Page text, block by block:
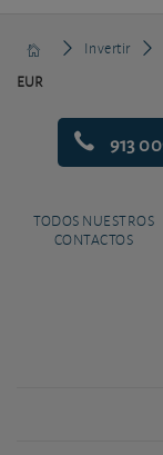
Invertir
EUR
913
TODOS NUESTROS
CONTACTOS